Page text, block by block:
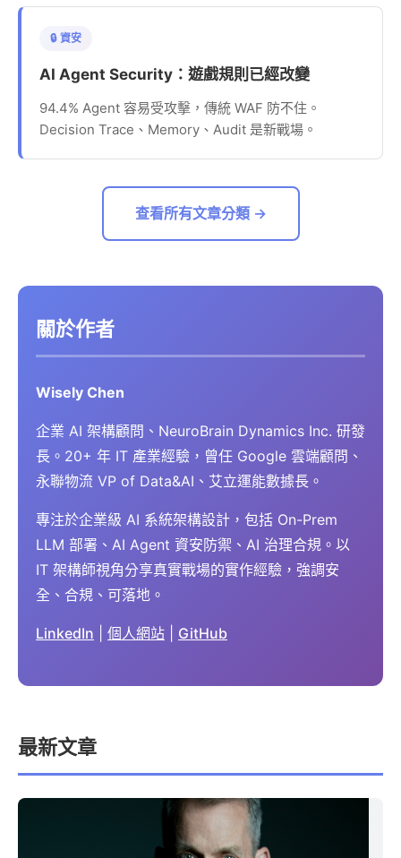
🔒 資安
AI Agent Security：遊戲規則已經改變
94.4% Agent 容易受攻擊，傳統 WAF 防不住。
Decision Trace、Memory、Audit 是新戰場。
查看所有文章分類 →
關於作者
Wisely Chen
企業 AI 架構顧問、NeuroBrain Dynamics Inc. 研發
長。20+ 年 IT 產業經驗，曾任 Google 雲端顧問、
永聯物流 VP of Data&AI、艾立運能數據長。
專注於企業級 AI 系統架構設計，包括 On-Prem
LLM 部署、AI Agent 資安防禦、AI 治理合規。以
IT 架構師視角分享真實戰場的實作經驗，強調安
全、合規、可落地。
LinkedIn 個人網站 GitHub
最新文章